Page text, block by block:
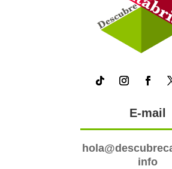
E-mail
info